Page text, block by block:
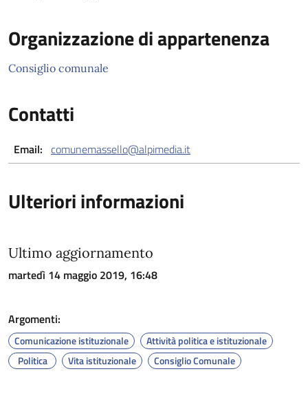
Organizzazione di appartenenza
Consiglio comunale
Contatti
Email: comunemassello@alpimedia.it
Ulteriori informazioni
Ultimo aggiornamento
martedì 14 maggio 2019, 16:48
Argomenti:
Comunicazione istituzionale
Attività politica e istituzionale
Politica
Vita istituzionale Consiglio Comunale